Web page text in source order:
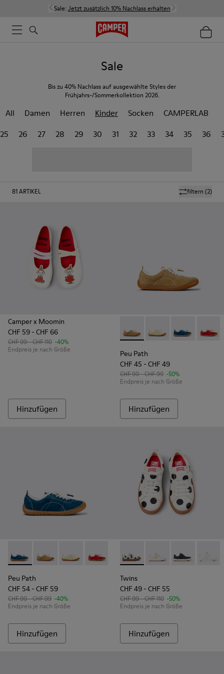
Sale: Jetzt zusätzlich 10% Nachlass erhalten
Sale
Bis zu 40% Nachlass auf ausgewählte Styles der
Frühjahrs-/Sommerkollektion 2026.
All Damen Herren Kinder Socken
CAMPERLAB
25
26 27 28 29 30 31 32 33 34 35 36
filtern (2)
81ARTIKEL
Camper x Moomin
CHF 59 - CHF 66
CHF 99 - CHF 110 -40%
Endpreis je nach Größe
Hinzufügen
Peu Path - K800694-004 -
Peu Path -Peu Path -
Peu
Peu Path
CHF 45 - CHF 49
CHF 90 - CHF 99 -50%
Endpreis je nach Größe
Hinzufügen
Peu Path - K800694-002 - Blaue Nubukleder-Sneaker für
Peu Path - K800694-004 - Braune Sneaker aus
Peu Path - K800694-003 - Gelbe Sneaker
Peu Path - K800694-001 - Rote
Peu Path
CHF 54 - CHF 59
CHF 90 - CHF 99 -40%
Endpreis je nach Größe
Hinzufügen
Twins - K800247-031 -
Twins - K800247-030
Twins -Twins
Twins
CHF 49 - CHF 55
CHF 99 - CHF 110 -50%
Endpreis je nach Größe
Hinzufügen